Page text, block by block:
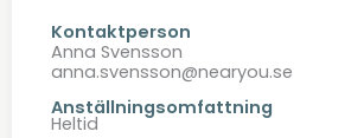
Kontaktperson
Anna Svensson
anna.svensson@nearyou.se
Anställningsomfattning
Heltid